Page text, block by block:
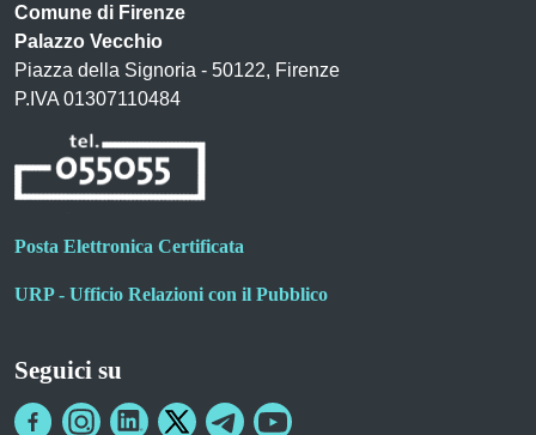
Comune di Firenze
Palazzo Vecchio
Piazza della Signoria - 50122, Firenze
P.IVA 01307110484
Posta Elettronica Certificata
URP - Ufficio Relazioni con il Pubblico
Seguici su